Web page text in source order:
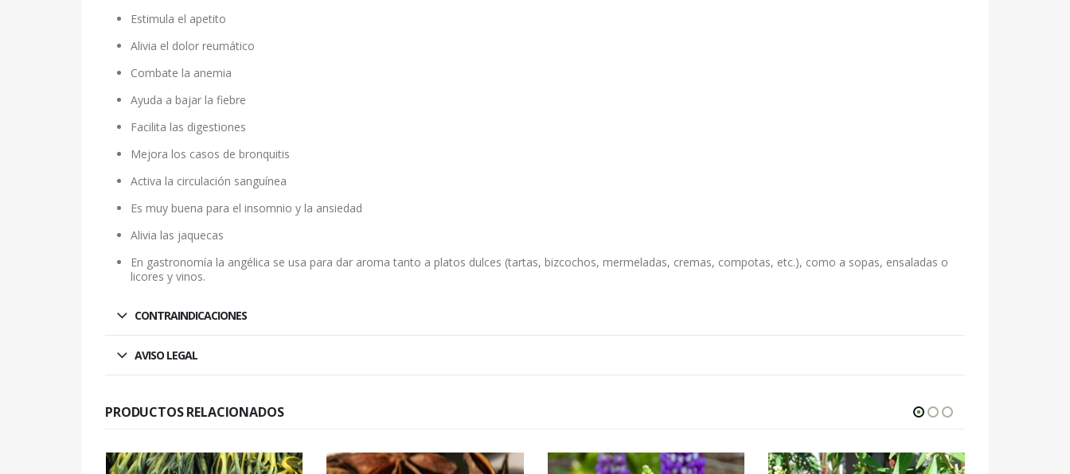
Estimula el apetito
Alivia el dolor reumático
Combate la anemia
Ayuda a bajar la fiebre
Facilita las digestiones
Mejora los casos de bronquitis
Activa la circulación sanguínea
Es muy buena para el insomnio y la ansiedad
Alivia las jaquecas
En gastronomía la angélica se usa para dar aroma tanto a platos dulces (tartas, bizcochos, mermeladas, cremas, compotas, etc.), como a sopas, ensaladas o
licores y vinos.
CONTRAINDICACIONES
AVISO LEGAL
PRODUCTOS RELACIONADOS